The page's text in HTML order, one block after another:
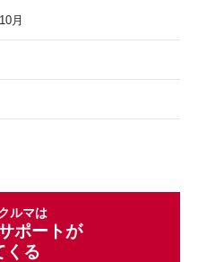
10 月
ルマは
ポートが
くる